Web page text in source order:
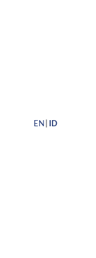
EN ID